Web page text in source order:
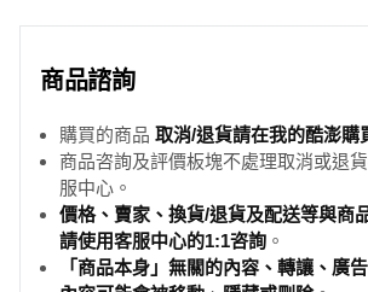
商品諮詢
購買的商品 取消/退貨請在我的酷澎購
商品咨詢及評價板塊不處理取消或退
服中心。
價格、賣家、換貨/退貨及配送等與商
請使用客服中心的1:1咨詢 。
「商品本身」無關的內容、轉讓、廣